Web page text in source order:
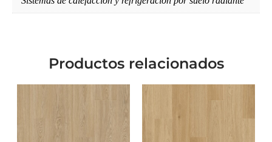
Productos relacionados